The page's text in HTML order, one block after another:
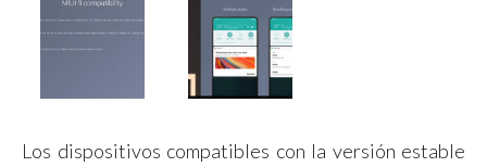
Los dispositivos compatibles con la versión estable